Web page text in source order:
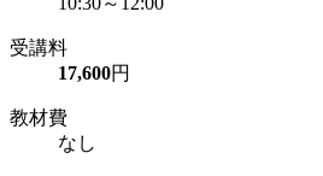
受講料
17,600円
教材費
なし